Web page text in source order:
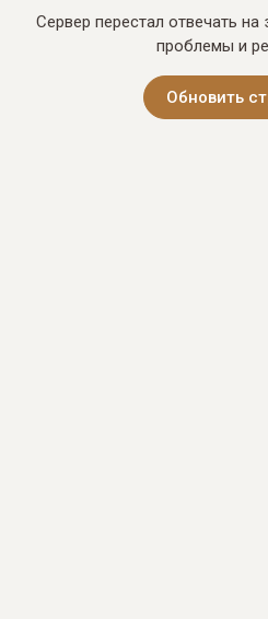
Сервер перестал отвечать
проблемы и
Обновить